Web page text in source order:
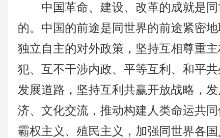
中国革命、建设、改革的成就是同
的。中国的前途是同世界的前途紧密
独立自主的对外政策，坚持互相尊重
犯、互不干涉内政、平等互利、和平
发展道路，坚持互利共赢开放战略，
济、文化交流，推动构建人类命运共
霸权主义、殖民主义，加强同世界各